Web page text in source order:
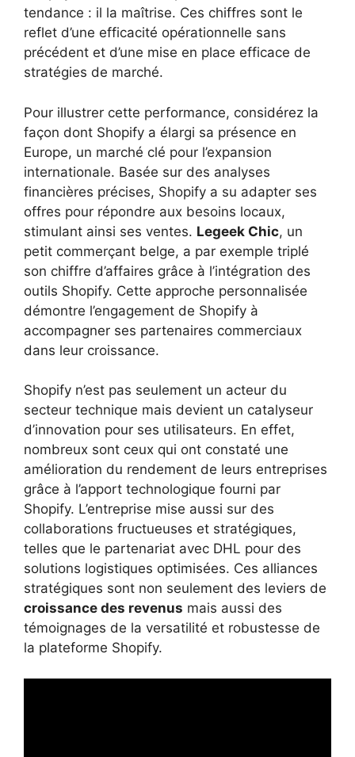
tendance : il la maîtrise. Ces chiffres sont le
reflet d’une efficacité opérationnelle sans
précédent et d’une mise en place efficace de
stratégies de marché.
Pour illustrer cette performance, considérez la
façon dont Shopify a élargi sa présence en
Europe, un marché clé pour l’expansion
internationale. Basée sur des analyses
financières précises, Shopify a su adapter ses
offres pour répondre aux besoins locaux,
stimulant ainsi ses ventes. Legeek Chic, un
petit commerçant belge, a par exemple triplé
son chiffre d’affaires grâce à l’intégration des
outils Shopify. Cette approche personnalisée
démontre l’engagement de Shopify à
accompagner ses partenaires commerciaux
dans leur croissance.
Shopify n’est pas seulement un acteur du
secteur technique mais devient un catalyseur
d’innovation pour ses utilisateurs. En effet,
nombreux sont ceux qui ont constaté une
amélioration du rendement de leurs entreprises
grâce à l’apport technologique fourni par
Shopify. L’entreprise mise aussi sur des
collaborations fructueuses et stratégiques,
telles que le partenariat avec DHL pour des
solutions logistiques optimisées. Ces alliances
stratégiques sont non seulement des leviers de
croissance des revenus mais aussi des
témoignages de la versatilité et robustesse de
la plateforme Shopify.